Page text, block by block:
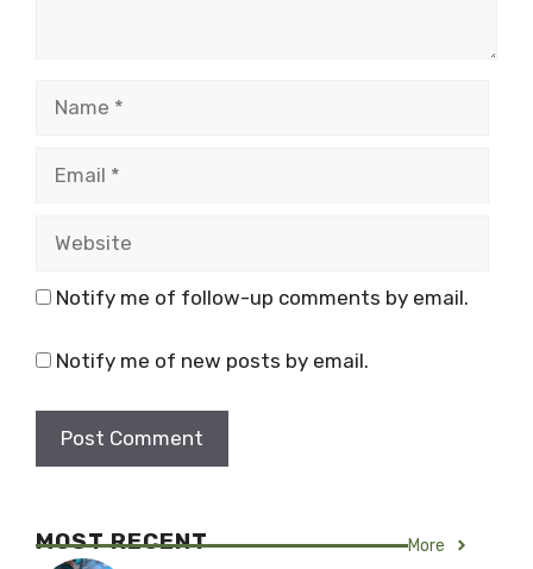
Notify me of follow-up comments by email.
Notify me of new posts by email.
MOST RECENT More